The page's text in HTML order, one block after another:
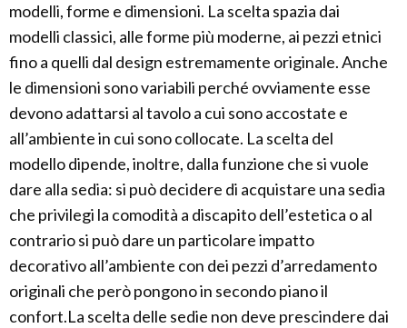
modelli, forme e dimensioni. La scelta spazia dai
modelli classici, alle forme più moderne, ai pezzi etnici
fino a quelli dal design estremamente originale. Anche
le dimensioni sono variabili perché ovviamente esse
devono adattarsi al tavolo a cui sono accostate e
all’ambiente in cui sono collocate. La scelta del
modello dipende, inoltre, dalla funzione che si vuole
dare alla sedia: si può decidere di acquistare una sedia
che privilegi la comodità a discapito dell’estetica o al
contrario si può dare un particolare impatto
decorativo all’ambiente con dei pezzi d’arredamento
originali che però pongono in secondo piano il
confort.La scelta delle sedie non deve prescindere dai